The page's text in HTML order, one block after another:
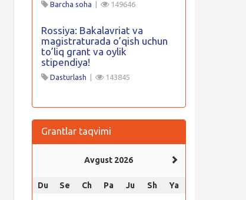
Barcha soha 149646
Rossiya: Bakalavriat va
magistraturada o’qish uchun
to’liq grant va oylik
stipendiya!
Dasturlash 143845
Grantlar taqvimi
Avgust 2026
Du Se Ch Pa Ju Sh Ya